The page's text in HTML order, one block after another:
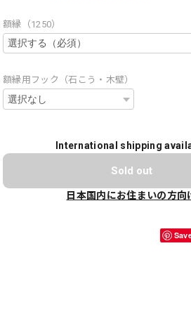
額縁（1250）
額縁用フック（石こう・木壁）
International shipping
Sold out
日本国内にお住まいの方向